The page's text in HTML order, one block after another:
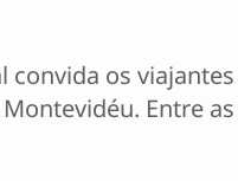
os
Entre